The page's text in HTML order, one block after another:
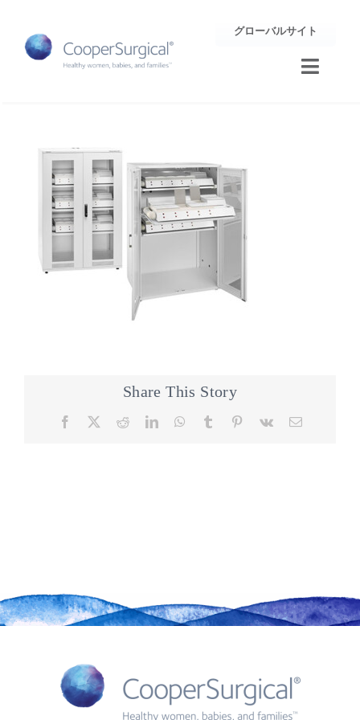
content
グローバルサイト
Toggle
サポート
企業情報
お問合せ
Share This Story
Facebook RedditLinkedInWhatsApp
Tumblr Pinterest
Vk Email